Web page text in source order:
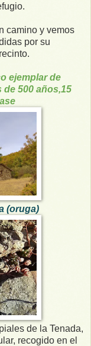
camino y vemos
por su
ejemplar de
de 500 años,15
(oruga)
de la Tenada,
recogido en el